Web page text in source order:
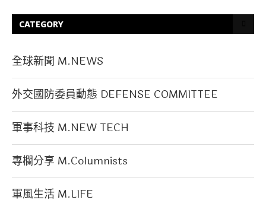
CATEGORY
全球新聞 M.NEWS
外交國防委員動態 DEFENSE COMMITTEE
軍事科技 M.NEW TECH
專欄分享 M.Columnists
軍風生活 M.LIFE